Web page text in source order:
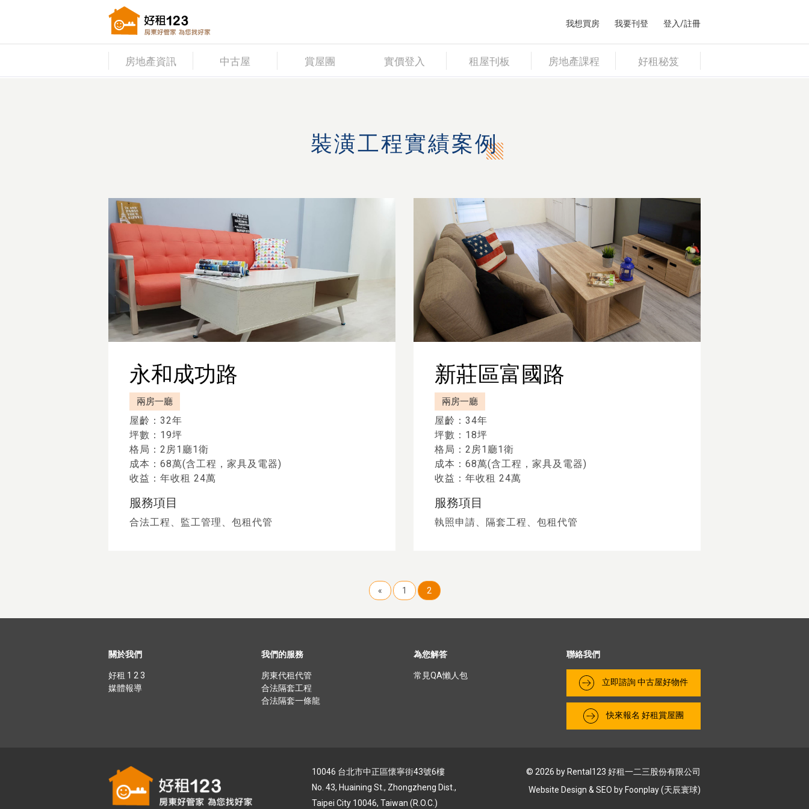
我想買房 我要刊登 登入/註冊
房地產資訊 中古屋 賞屋團 實價登入 租屋刊板 房地產課程 好租秘笈
裝潢工程實績案例
永和成功路
兩房一廳
屋齡：32年
坪數：19坪
格局：2房1廳1衛
成本：68萬(含工程，家具及電器)
收益：年收租 24萬
服務項目
合法工程、監工管理、包租代管
新莊區富國路
兩房一廳
屋齡：34年
坪數：18坪
格局：2房1廳1衛
成本：68萬(含工程，家具及電器)
收益：年收租 24萬
服務項目
執照申請、隔套工程、包租代管
« 1 2
關於我們
好租 1 2 3
媒體報導
我們的服務
房東代租代管
合法隔套⼯程
合法隔套⼀條龍
為您解答
常⾒QA懶⼈包
聯絡我們
​立即諮詢 中古屋好物件
快來報名 好租賞屋團
10046 台北市中正區懷寧街43號6樓
No. 43, Huaining St., Zhongzheng Dist.,
Taipei City 10046, Taiwan (R.O.C.)
© 2026 by Rental123 好租⼀⼆三股份有限公司
Website Design & SEO byFoonplay (天辰寰球)